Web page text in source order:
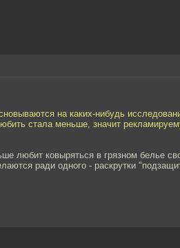
на каких-нибудь
стала меньше, значит
любит ковыряться в грязном белье
ради одного - раскрутки